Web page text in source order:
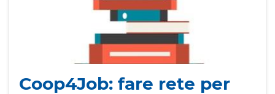
Coop4Job: fare rete per